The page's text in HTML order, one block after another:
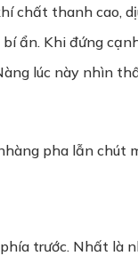
chất thanh cao,
ẩn. Khi đứng
lúc này nhìn
pha lẫn chút
trước. Nhất là